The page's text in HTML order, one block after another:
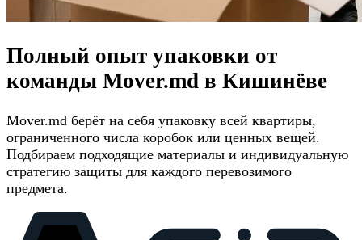
Полный опыт упаковки от
команды Mover.md в Кишинёве
Mover.md берёт на себя упаковку всей квартиры,
ограниченного числа коробок или ценных вещей.
Подбираем подходящие материалы и индивидуальную
стратегию защиты для каждого перевозимого
предмета.